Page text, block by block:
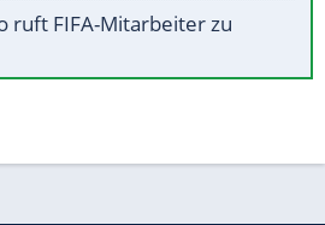
ruft FIFA-Mitarbeiter zu